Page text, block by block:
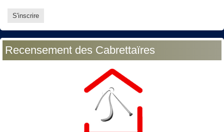
Recensement des Cabrettaïres